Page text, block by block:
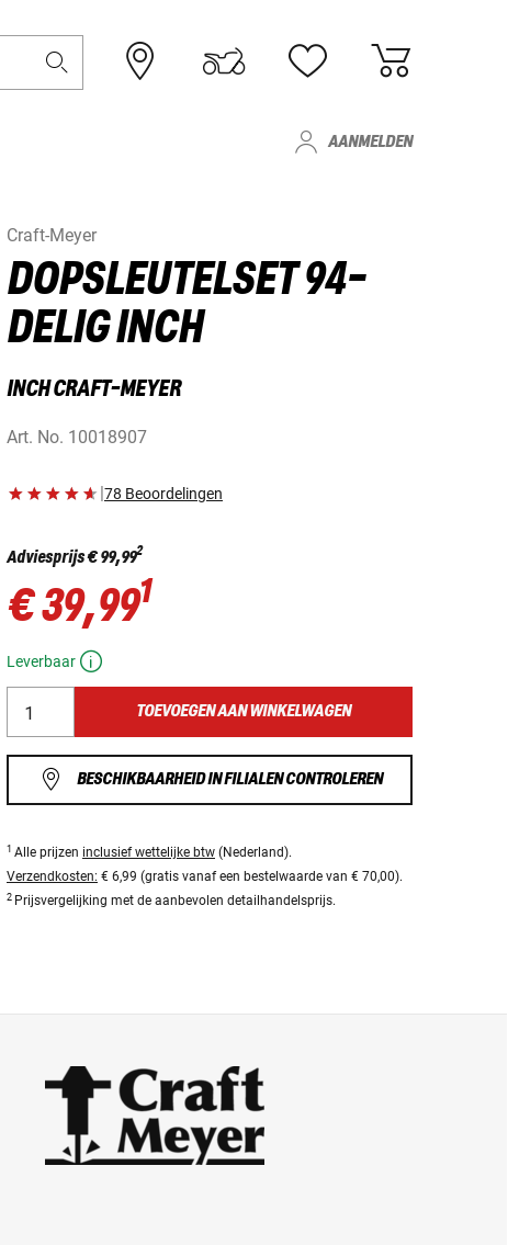
AANMELDEN
Craft-Meyer
DOPSLEUTELSET 94-
DELIG INCH
INCH CRAFT-MEYER
Art. No. 10018907
|78 Beoordelingen
Adviesprijs€ 99,992
€ 39,991
Leverbaar
TOEVOEGEN AAN WINKELWAGEN
BESCHIKBAARHEID IN FILIALEN CONTROLEREN
1 Alle prijzen inclusief wettelijke btw (Nederland).
Verzendkosten: € 6,99 (gratis vanaf een bestelwaarde van € 70,00).
2 Prijsvergelijking met de aanbevolen detailhandelsprijs.